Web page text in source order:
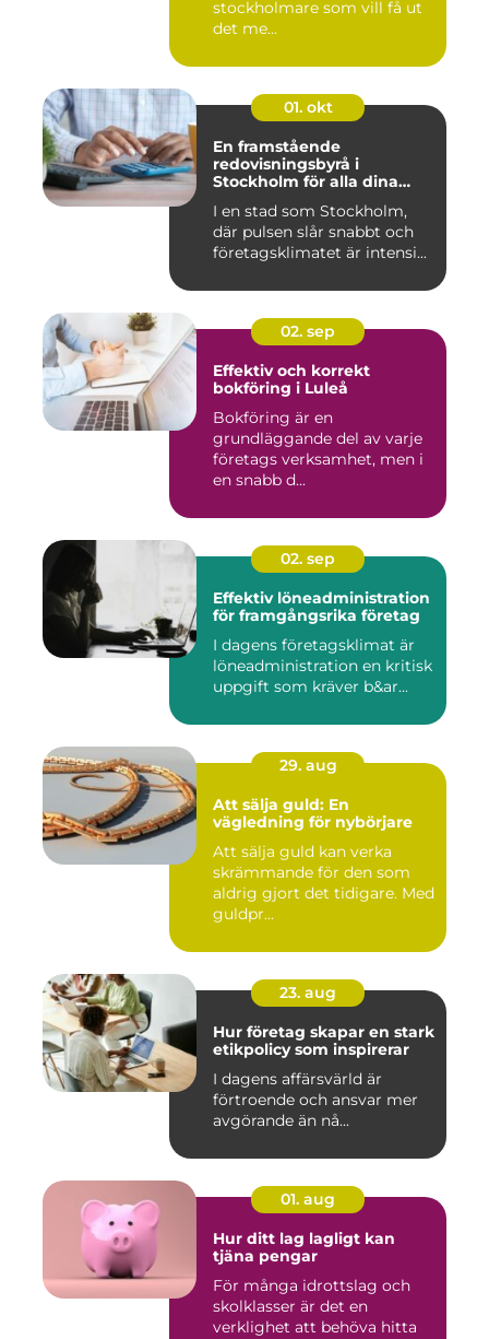
stockholmare som vill få ut
det me...
01. okt
En framstående
redovisningsbyrå i
Stockholm för alla dina
I en stad som Stockholm,
där pulsen slår snabbt och
företagsklimatet är intensi...
02. sep
Effektiv och korrekt
bokföring i Luleå
Bokföring är en
grundläggande del av varje
företags verksamhet, men i
en snabb d...
02. sep
Effektiv löneadministration
för framgångsrika företag
I dagens företagsklimat är
löneadministration en kritisk
uppgift som kräver b&ar...
29. aug
Att sälja guld: En
vägledning för nybörjare
Att sälja guld kan verka
skrämmande för den som
aldrig gjort det tidigare. Med
guldpr...
23. aug
Hur företag skapar en stark
etikpolicy som inspirerar
I dagens affärsvärld är
förtroende och ansvar mer
avgörande än nå...
01. aug
Hur ditt lag lagligt kan
tjäna pengar
För många idrottslag och
skolklasser är det en
verklighet att behöva hitta